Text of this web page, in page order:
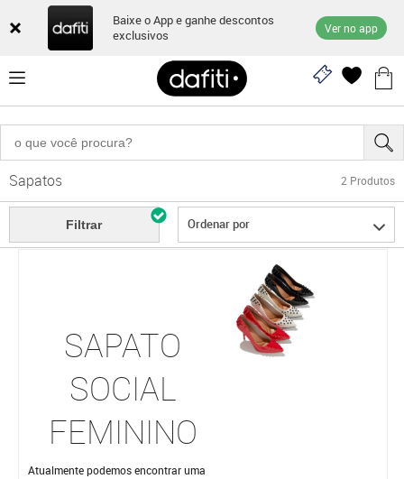
Baixe o App e ganhe descontos
exclusivos
Ver no app
Sapatos 2 Produtos
Filtrar Ordenar por
SAPATO
SOCIAL
FEMININO
Atualmente podemos encontrar uma